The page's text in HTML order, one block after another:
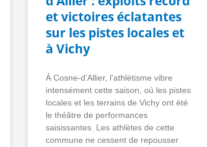
et victoires éclatantes
sur les pistes locales et
à Vichy
À Cosne-d’Allier, l’athlétisme vibre
intensément cette saison, où les pistes
locales et les terrains de Vichy ont été
le théâtre de performances
saisissantes. Les athlètes de cette
commune ne cessent de repousser